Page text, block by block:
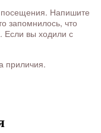
посещения. Напишите
запомнилось, что
Если вы ходили с
приличия.